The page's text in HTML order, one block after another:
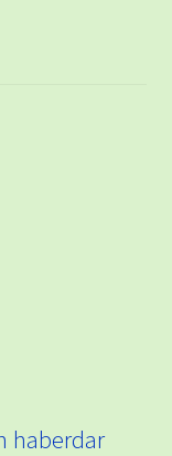
haberdar